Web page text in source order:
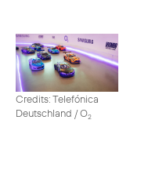
Credits: Telefónica
Deutschland / O2